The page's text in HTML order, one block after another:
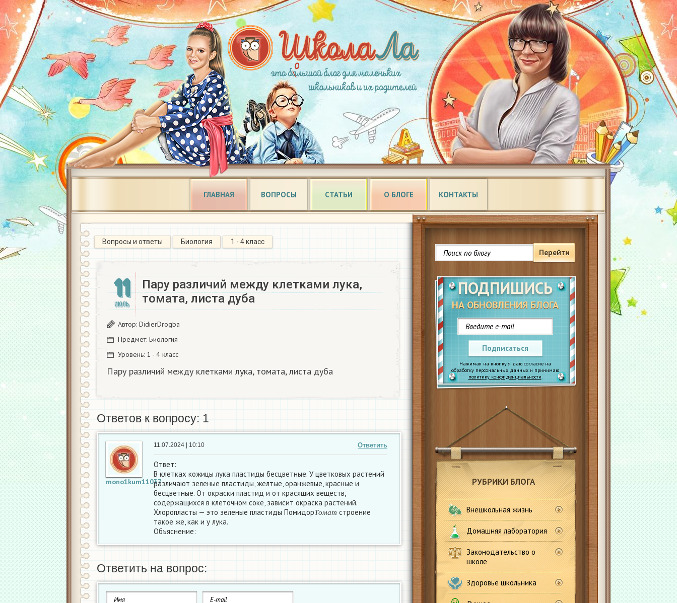
ГЛАВНАЯ ВОПРОСЫ СТАТЬИ О БЛОГЕ КОНТАКТЫ
Перейти
ПОДПИШИСЬ
НА ОБНОВЛЕНИЯ БЛОГА
Подписаться
Нажимая на кнопку я даю согласие на
обработку персональных данных и принимаю
политику конфиденциальности.
РУБРИКИ БЛОГА
Внешкольная жизнь
Домашняя лаборатория
Законодательство о
школе
Здоровье школьника
Вопросы и ответы Биология 1 - 4 класс
11
ИЮЛЬ
Пару различий между клетками лука,
томата, листа дуба
Автор: DidierDrogba
Предмет: Биология
Уровень: 1 - 4 класс
Пару различий между клетками лука, томата, листа дуба
Ответов к вопросу: 1
mono1kum11037
Ответить
11.07.2024 | 10:10
Ответ:
В клетках кожицы лука пластиды бесцветные. У цветковых растений
различают зеленые пластиды, желтые, оранжевые, красные и
бесцветные. От окраски пластид и от красящих веществ,
содержащихся в клеточном соке, зависит окраска растений.
Хлоропласты — это зеленые пластиды ПомидорТо мат строение
такое же, как и у лука.
Объяснение:
Ответить на вопрос: